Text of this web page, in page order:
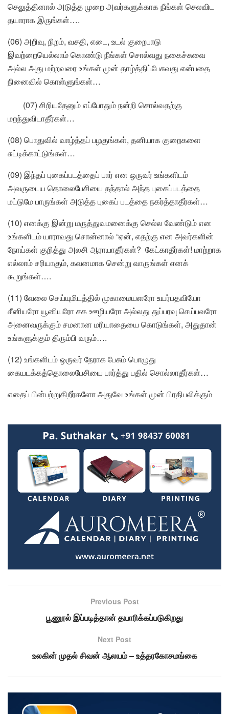
செலுத்தினால் அடுத்த முறை அவர்களுக்காக நீங்கள் செலவிட
தயாராக இருங்கள்….
(06) அறிவு, நிறம், வசதி, எடை, உடல் குறைபாடு
இவற்றையெல்லாம் கொண்டு நீங்கள் சொல்வது நகைச்சுவை
அல்ல அது மற்றவரை உங்கள் முன் தாழ்த்திப்பேசுவது என்பதை
நினைவில் கொள்ளுங்கள்…
(07) சிறியதேனும் எப்போதும் நன்றி சொல்வதற்கு
மறந்துவிடாதீர்கள்…
(08) பொதுவில் வாழ்த்தப் பழகுங்கள், தனியாக குறைகளை
சுட்டிக்காட்டுங்கள்…
(09) இந்தப் புகைப்படத்தைப் பார் என ஒருவர் உங்களிடம்
அவருடைய தொலைபேசியை தந்தால் அந்த புகைப்படத்தை
மட்டுமே பாருங்கள் அடுத்த புகைப் படத்தை நகர்த்தாதீர்கள்…
(10) எனக்கு இன்று மருத்துவமனைக்கு செல்ல வேண்டும் என
உங்களிடம் யாராவது சொன்னால் “ஏன், எதற்கு என அவர்களின்
நோய்கள் குறித்து அலசி ஆராயாதீர்கள்? கேட்காதீர்கள்! மாற்றாக
எல்லாம் சரியாகும், கவனமாக சென்று வாருங்கள் எனக்
கூறுங்கள்….
(11) வேலை செய்யுமிடத்தில் முகாமையளரோ உயர்பதவியோ
சீனியரோ யூனியரோ சக ஊழியரோ அல்லது துப்பரவு செய்பவரோ
அனைவருக்கும் சமனான மரியாதையை கொடுங்கள், அதுதான்
உங்களுக்கும் திரும்பி வரும்….
(12) உங்களிடம் ஒருவர் நேராக பேசும் பொழுது
கையடக்கத்தொலைபேசியை பார்த்து பதில் சொல்லாதீர்கள்…
எதைப் பின்பற்றுகிறீர்களோ அதுவே உங்கள் முன் பிரதிபலிக்கும்
Previous Post
பூணூல் இப்படித்தான் தயாரிக்கப்படுகிறது
Next Post
உலகின் முதல் சிவன் ஆலயம் – உத்தரகோசமங்கை